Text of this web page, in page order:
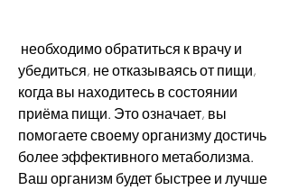
убедиться, не отказываясь от пищи,
когда вы находитесь в состоянии
приёма пищи. Это означает, вы
помогаете своему организму достичь
более эффективного метаболизма.
Ваш организм будет быстрее и лучше